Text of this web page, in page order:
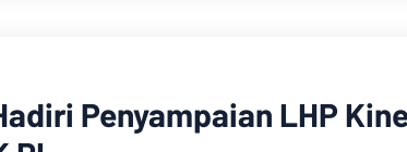
Penyampaian LHP